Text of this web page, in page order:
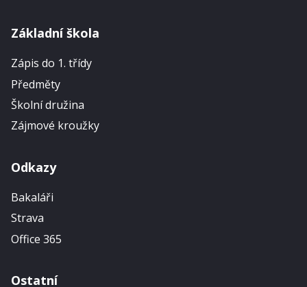
Základní škola
Zápis do 1. třídy
Předměty
Školní družina
Zájmové kroužky
Odkazy
Bakaláři
Strava
Office 365
Ostatní